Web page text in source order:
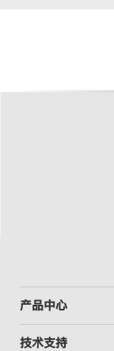
产品中心
技术支持